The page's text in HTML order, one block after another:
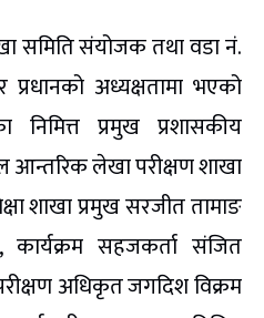
समिति संयोजक तथा वडा नं.
अध्यक्षतामा भएको
निमित्त प्रमुख प्रशासकीय
लेखा परीक्षण शाखा
शाखा प्रमुख सरजीत तामाङ
कार्यक्रम सहजकर्ता संजित
अधिकृत जगदिश विक्रम